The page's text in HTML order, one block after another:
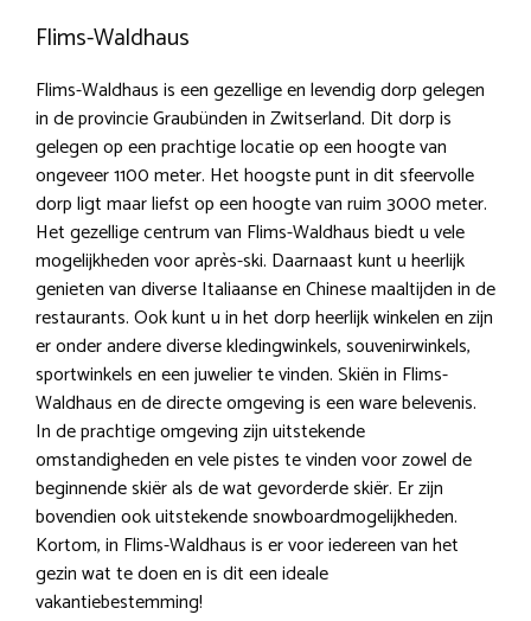
Flims-Waldhaus
Flims-Waldhaus is een gezellige en levendig dorp gelegen
in de provincie Graubünden in Zwitserland. Dit dorp is
gelegen op een prachtige locatie op een hoogte van
ongeveer 1100 meter. Het hoogste punt in dit sfeervolle
dorp ligt maar liefst op een hoogte van ruim 3000 meter.
Het gezellige centrum van Flims-Waldhaus biedt u vele
mogelijkheden voor après-ski. Daarnaast kunt u heerlijk
genieten van diverse Italiaanse en Chinese maaltijden in de
restaurants. Ook kunt u in het dorp heerlijk winkelen en zijn
er onder andere diverse kledingwinkels, souvenirwinkels,
sportwinkels en een juwelier te vinden. Skiën in Flims-
Waldhaus en de directe omgeving is een ware belevenis.
In de prachtige omgeving zijn uitstekende
omstandigheden en vele pistes te vinden voor zowel de
beginnende skiër als de wat gevorderde skiër. Er zijn
bovendien ook uitstekende snowboardmogelijkheden.
Kortom, in Flims-Waldhaus is er voor iedereen van het
gezin wat te doen en is dit een ideale
vakantiebestemming!